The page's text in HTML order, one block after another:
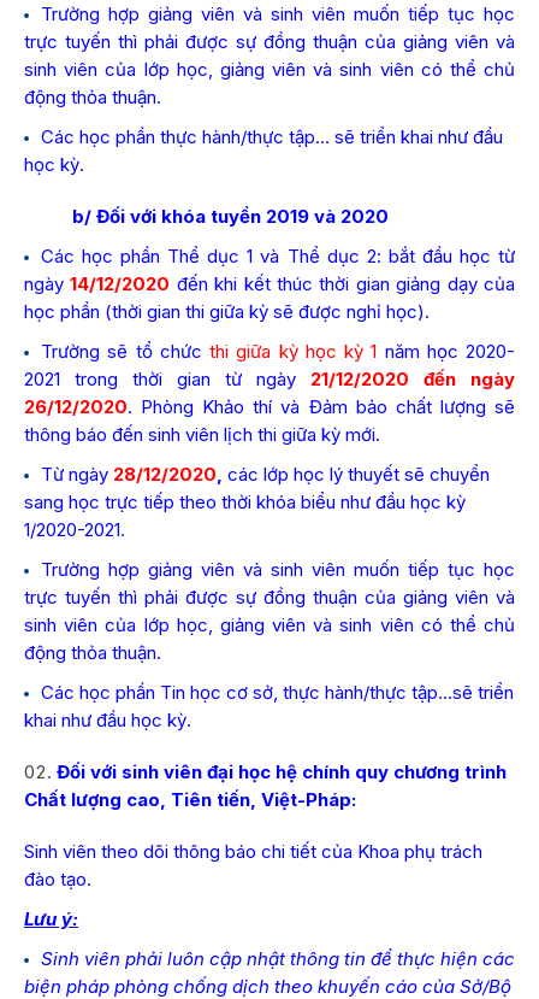
Trường hợp giảng viên và sinh viên muốn tiếp tục học
trực tuyến thì phải được sự đồng thuận của giảng viên và
sinh viên của lớp học, giảng viên và sinh viên có thể chủ
động thỏa thuận.
Các học phần thực hành/thực tập… sẽ triển khai như đầu
học kỳ.
b/ Đối với khóa tuyển 2019 và 2020
Các học phần Thể dục 1 và Thể dục 2: bắt đầu học từ
ngày14/12/2020 đến khi kết thúc thời gian giảng dạy của
học phần (thời gian thi giữa kỳ sẽ được nghỉ học).
Trường sẽ tổ chức thi giữa kỳ học kỳ 1 năm học 2020-
2021 trong thời gian từ ngày 21/12/2020 đến ngày
26/12/2020. Phòng Khảo thí và Đảm bảo chất lượng sẽ
thông báo đến sinh viên lịch thi giữa kỳ mới.
Từ ngày 28/12/2020, các lớp học lý thuyết sẽ chuyển
sang học trực tiếp theo thời khóa biểu như đầu học kỳ
1/2020-2021.
Trường hợp giảng viên và sinh viên muốn tiếp tục học
trực tuyến thì phải được sự đồng thuận của giảng viên và
sinh viên của lớp học, giảng viên và sinh viên có thể chủ
động thỏa thuận.
Các học phần Tin học cơ sở, thực hành/thực tập…sẽ triển
khai như đầu học kỳ.
Đối với sinh viên đại học hệ chính quy chương trình
Chất lượng cao, Tiên tiến, Việt-Pháp:
Sinh viên theo dõi thông báo chi tiết của Khoa phụ trách
đào tạo.
Lưu ý:
Sinh viên phải luôn cập nhật thông tin để thực hiện các
biện pháp phòng chống dịch theo khuyến cáo của Sở/Bộ